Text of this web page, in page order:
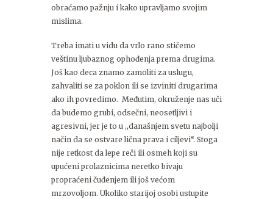
obraćamo pažnju i kako upravljamo svojim
mislima.
Treba imati u vidu da vrlo rano stičemo
veštinu ljubaznog ophođenja prema drugima.
Još kao deca znamo zamoliti za uslugu,
zahvaliti se za poklon ili se izviniti drugarima
ako ih povredimo. Međutim, okruženje nas uči
da budemo grubi, odsečni, neosetljivi i
agresivni, jer je to u ,,današnjem svetu najbolji
način da se ostvare lična prava i ciljevi“. Stoga
nije retkost da lepe reči ili osmeh koji su
upućeni prolaznicima neretko bivaju
propraćeni čuđenjem ili još većom
mrzovoljom. Ukoliko starijoj osobi ustupite